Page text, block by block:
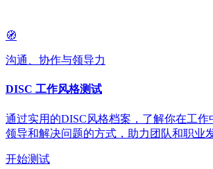
🧭
沟通、协作与领导力
DISC 工作风格测试
通过实用的DISC风格档案，了解你在工作
领导和解决问题的方式，助力团队和职业
开始测试